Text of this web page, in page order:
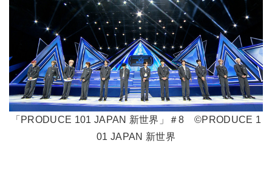
「PRODUCE 101 JAPAN 新世界」＃8 ©PRODUCE 1
01 JAPAN 新世界